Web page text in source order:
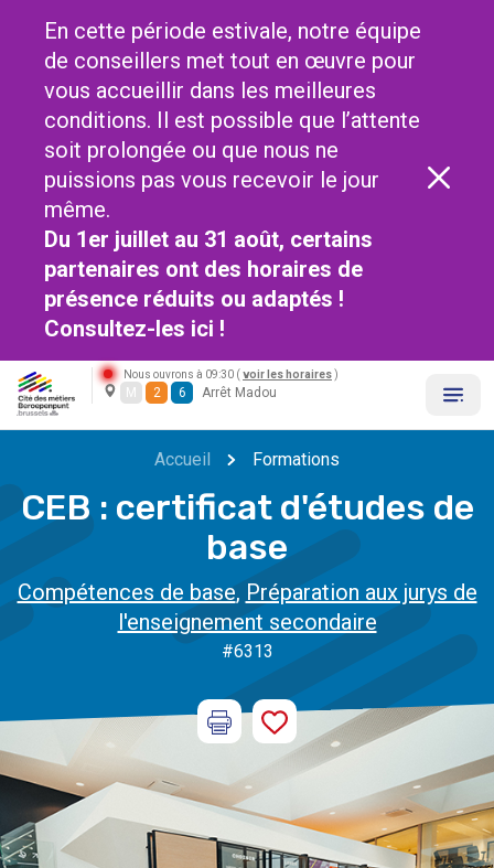
En cette période estivale, notre équipe
de conseillers met tout en œuvre pour
vous accueillir dans les meilleures
conditions. Il est possible que l’attente
soit prolongée ou que nous ne
puissions pas vous recevoir le jour
même.
Du 1er juillet au 31 août, certains
partenaires ont des horaires de
présence réduits ou adaptés !
Consultez-les ici !
Nous ouvrons à 09:30 ( voir les horaires )
M 2 6 Arrêt Madou
Accueil Formations
CEB : certificat d'études de
base
Compétences de base, Préparation aux jurys de
l'enseignement secondaire
#6313